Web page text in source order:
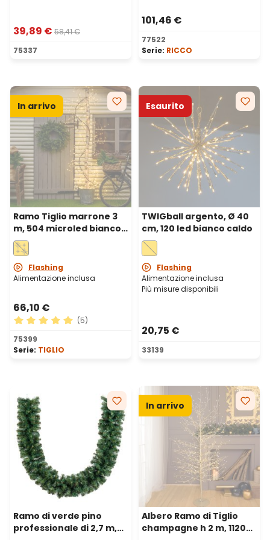
39,89 € 58,41 €
75337
101,46 €
77522
Serie: RICCO
In arrivo
Ramo Tiglio marrone 3
m, 504 microled bianco
caldo, cavo metal rame,
uso interno
Flashing
Alimentazione inclusa
66,10 €
Valutazione media di 5 su 5 stelle
(5)
75399
Serie: TIGLIO
Esaurito
TWIGball argento, Ø 40
cm, 120 led bianco caldo
Flashing
Alimentazione inclusa
Più misure disponibili
20,75 €
33139
Ramo di verde pino
professionale di 2,7 m,
In arrivo
Albero Ramo di Tiglio
champagne h 2 m, 1120